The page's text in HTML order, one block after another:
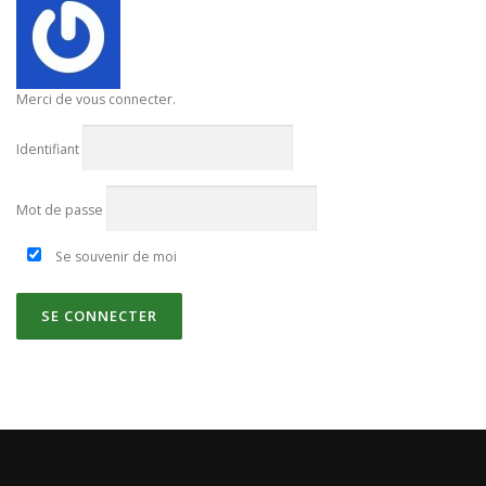
Merci de vous connecter.
Identifiant
Mot de passe
Se souvenir de moi